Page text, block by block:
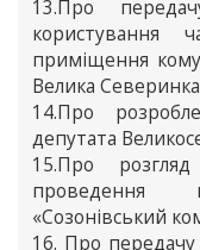
13.Про
користування
приміщення
Велика
14.Про
депутата
15.Про
проведення
«Созонівський
16. Про передачу